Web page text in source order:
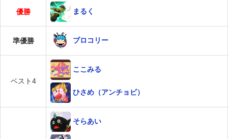
優勝 まるく
準優勝 ブロコリー
ベスト4
ここみる
ひさめ（アンチョビ）
そらあい